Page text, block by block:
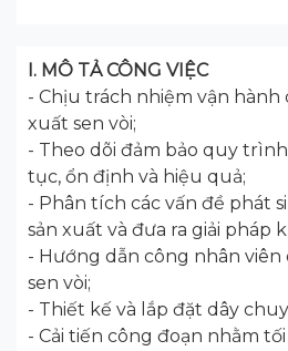
I. MÔ TẢ CÔNG VIỆC
- Chịu trách nhiệm vận hành
xuất sen vòi;
- Theo dõi đảm bảo quy
tục, ổn định và hiệu quả;
- Phân tích các vấn đề phát
sản xuất và đưa ra giải pháp
- Hướng dẫn công nhân
sen vòi;
- Thiết kế và lắp đặt dây
- Cải tiến công đoạn nhằm